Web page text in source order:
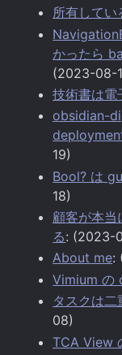
所有してい
かったら
(2023-08-
技術書は電
obsidian-
19)
Bool? は
18)
顧客が本当
る: (2023-
About me:
Vimium の
タスクは二
08)
TCA View